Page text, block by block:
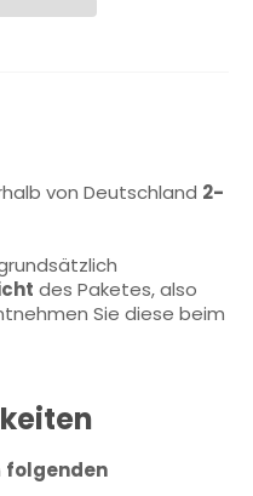
von Deutschland 2-
des Paketes, also
Sie diese beim
folgenden